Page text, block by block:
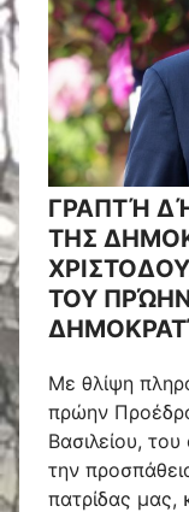
ΓΡΑΠΤΉ
ΤΗΣ
ΤΟΥ
Με θλίψη
πρώην
Βασιλείου,
την
πατρίδας μας,